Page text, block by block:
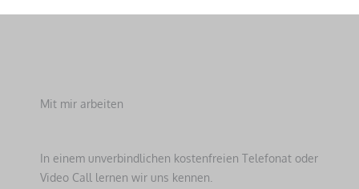
Mit mir arbeiten
In einem unverbindlichen kostenfreien Telefonat oder
Video Call lernen wir uns kennen.